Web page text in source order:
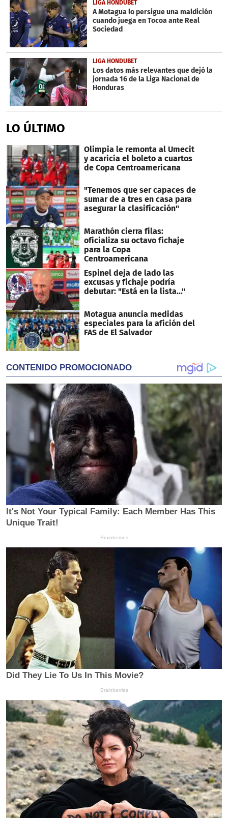
LIGA HONDUBET
A Motagua lo persigue una maldición
cuando juega en Tocoa ante Real
Sociedad
LIGA HONDUBET
Los datos más relevantes que dejó la
jornada 16 de la Liga Nacional de
Honduras
LO ÚLTIMO
Olimpia le remonta al Umecit
y acaricia el boleto a cuartos
de Copa Centroamericana
"Tenemos que ser capaces de
sumar de a tres en casa para
asegurar la clasificación"
Marathón cierra filas:
oficializa su octavo fichaje
para la Copa
Centroamericana
Espinel deja de lado las
excusas y fichaje podría
debutar: "Está en la lista..."
Motagua anuncia medidas
especiales para la afición del
FAS de El Salvador